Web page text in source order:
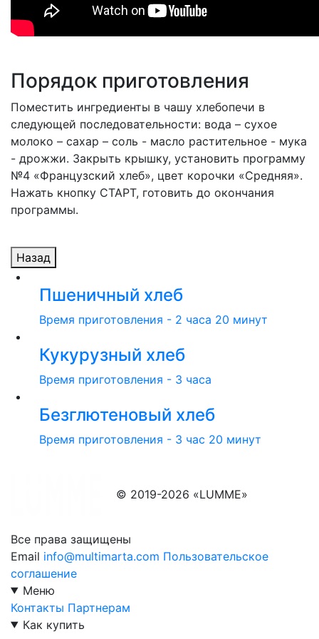
Порядок приготовления
Поместить ингредиенты в чашу хлебопечи в
следующей последовательности: вода – сухое
молоко – сахар – соль - масло растительное - мука
- дрожжи. Закрыть крышку, установить программу
№4 «Французский хлеб», цвет корочки «Средняя».
Нажать кнопку СТАРТ, готовить до окончания
программы.
Назад
Пшеничный хлеб
Время приготовления - 2 часа 20 минут
Кукурузный хлеб
Время приготовления - 3 часа
Безглютеновый хлеб
Время приготовления - 3 час 20 минут
© 2019-2026 «LUMME»
Все права защищены
Email info@multimarta.com Пользовательское
соглашение
Меню
Контакты Партнерам
Как купить